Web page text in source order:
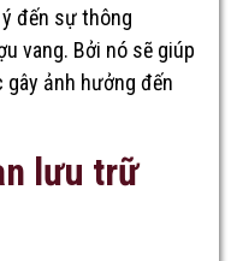
đến sự thông
vang. Bởi nó sẽ giúp
ảnh hưởng đến
lưu trữ